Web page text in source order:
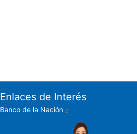
Enlaces de Interés
Banco de la Nación